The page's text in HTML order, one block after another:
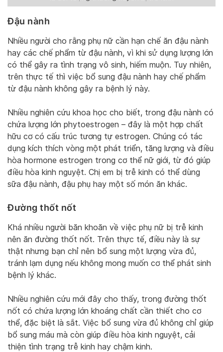
Đậu nành
Nhiều người cho rằng phụ nữ cần hạn chế ăn đậu nành
hay các chế phẩm từ đậu nành, vì khi sử dụng lượng lớn
có thể gây ra tình trạng vô sinh, hiếm muộn. Tuy nhiên,
trên thực tế thì việc bổ sung đậu nành hay chế phẩm
từ đậu nành không gây ra bệnh lý này.
Nhiều nghiên cứu khoa học cho biết, trong đậu nành có
chứa lượng lớn phytoestrogen – đây là một hợp chất
hữu cơ có cấu trúc tương tự estrogen. Chúng có tác
dụng kích thích vòng một phát triển, tăng lượng và điều
hòa hormone estrogen trong cơ thể nữ giới, từ đó giúp
điều hòa kinh nguyệt. Chị em bị trễ kinh có thể dùng
sữa đậu nành, đậu phụ hay một số món ăn khác.
Đường thốt nốt
Khá nhiều người băn khoăn về việc phụ nữ bị trễ kinh
nên ăn đường thốt nốt. Trên thực tế, điều này là sự
thật nhưng bạn chỉ nên bổ sung một lượng vừa đủ,
tránh lạm dụng nếu không mong muốn cơ thể phát sinh
bệnh lý khác.
Nhiều nghiên cứu mới đây cho thấy, trong đường thốt
nốt có chứa lượng lớn khoáng chất cần thiết cho cơ
thể, đặc biệt là sắt. Việc bổ sung vừa đủ không chỉ giúp
bổ sung máu mà còn giúp điều hòa kinh nguyệt, cải
thiện tình trạng trễ kinh hay chậm kinh.